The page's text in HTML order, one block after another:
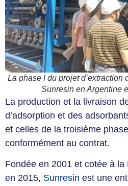
La phase I du projet d’extraction
Sunresin en Argentine
La production et la livraison
d’adsorption et des
et celles de la troisième
conformément au contrat.
Fondée en 2001 et cotée à
en 2015, Sunresin est une